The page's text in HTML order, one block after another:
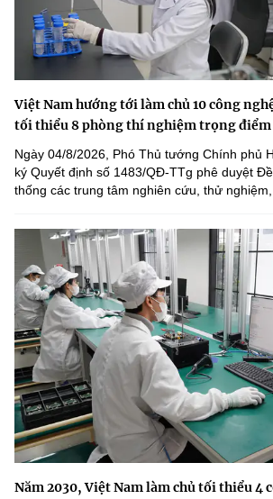
Việt Nam hướng tới làm chủ 10 công
tối thiểu 8 phòng thí nghiệm trọng điểm
Ngày 04/8/2026, Phó Thủ tướng Chính phủ
ký Quyết định số 1483/QĐ-TTg phê duyệt
thống các trung tâm nghiên cứu, thử
Năm 2030, Việt Nam làm chủ tối thiểu 4